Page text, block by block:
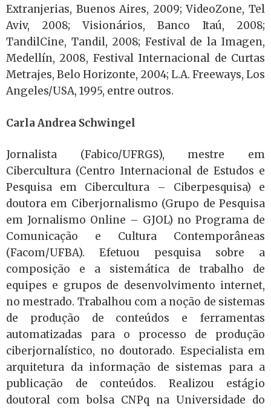
Extranjerias, Buenos Aires, 2009; VideoZone, Tel
Aviv, 2008; Visionários, Banco Itaú, 2008;
TandilCine, Tandil, 2008; Festival de la Imagen,
Medellín, 2008, Festival Internacional de Curtas
Metrajes, Belo Horizonte, 2004; L.A. Freeways, Los
Angeles/USA, 1995, entre outros.
Carla Andrea Schwingel
Jornalista (Fabico/UFRGS), mestre em
Cibercultura (Centro Internacional de Estudos e
Pesquisa em Cibercultura – Ciberpesquisa) e
doutora em Ciberjornalismo (Grupo de Pesquisa
em Jornalismo Online – GJOL) no Programa de
Comunicação e Cultura Contemporâneas
(Facom/UFBA). Efetuou pesquisa sobre a
composição e a sistemática de trabalho de
equipes e grupos de desenvolvimento internet,
no mestrado. Trabalhou com a noção de sistemas
de produção de conteúdos e ferramentas
automatizadas para o processo de produção
ciberjornalístico, no doutorado. Especialista em
arquitetura da informação de sistemas para a
publicação de conteúdos. Realizou estágio
doutoral com bolsa CNPq na Universidade do